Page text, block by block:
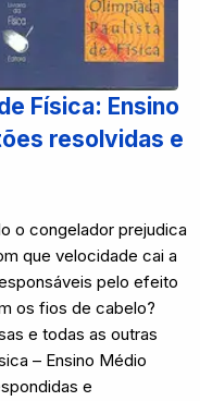
Física: Ensino
resolvidas e
o congelador prejudica
que velocidade cai a
pelo efeito
os fios de cabelo?
e todas as outras
– Ensino Médio
e